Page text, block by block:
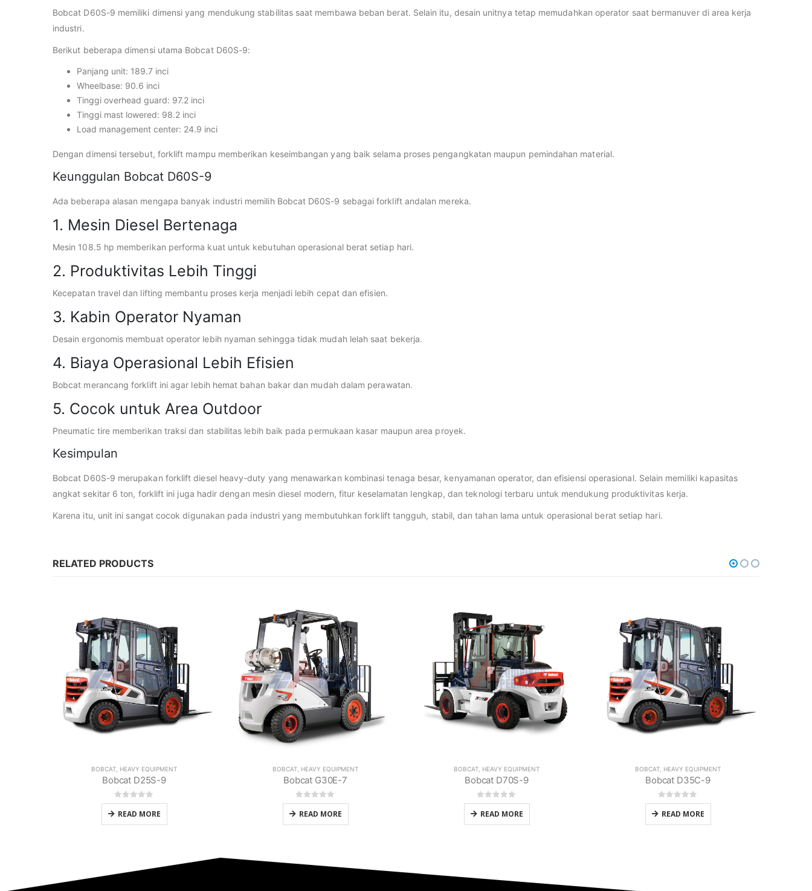
Bobcat D60S-9 memiliki dimensi yang mendukung stabilitas saat membawa beban berat. Selain itu, desain unitnya tetap memudahkan operator saat bermanuver di area kerja
industri.
Berikut beberapa dimensi utama Bobcat D60S-9:
Panjang unit: 189.7 inci
Wheelbase: 90.6 inci
Tinggi overhead guard: 97.2 inci
Tinggi mast lowered: 98.2 inci
Load management center: 24.9 inci
Dengan dimensi tersebut, forklift mampu memberikan keseimbangan yang baik selama proses pengangkatan maupun pemindahan material.
Keunggulan Bobcat D60S-9
Ada beberapa alasan mengapa banyak industri memilih Bobcat D60S-9 sebagai forklift andalan mereka.
1. Mesin Diesel Bertenaga
Mesin 108.5 hp memberikan performa kuat untuk kebutuhan operasional berat setiap hari.
2. Produktivitas Lebih Tinggi
Kecepatan travel dan lifting membantu proses kerja menjadi lebih cepat dan efisien.
3. Kabin Operator Nyaman
Desain ergonomis membuat operator lebih nyaman sehingga tidak mudah lelah saat bekerja.
4. Biaya Operasional Lebih Efisien
Bobcat merancang forklift ini agar lebih hemat bahan bakar dan mudah dalam perawatan.
5. Cocok untuk Area Outdoor
Pneumatic tire memberikan traksi dan stabilitas lebih baik pada permukaan kasar maupun area proyek.
Kesimpulan
Bobcat D60S-9 merupakan forklift diesel heavy-duty yang menawarkan kombinasi tenaga besar, kenyamanan operator, dan efisiensi operasional. Selain memiliki kapasitas
angkat sekitar 6 ton, forklift ini juga hadir dengan mesin diesel modern, fitur keselamatan lengkap, dan teknologi terbaru untuk mendukung produktivitas kerja.
Karena itu, unit ini sangat cocok digunakan pada industri yang membutuhkan forklift tangguh, stabil, dan tahan lama untuk operasional berat setiap hari.
RELATED PRODUCTS
BOBCAT HEAVY EQUIPMENT
Bobcat G30E-7
0out of 5
READ MORE
BOBCAT HEAVY EQUIPMENT
Bobcat D70S-9
0out of 5
READ MORE
BOBCAT HEAVY EQUIPMENT
Bobcat D35C-9
0out of 5
READ MORE
BOBCAT HEAVY EQUIPMENT
Bobcat G35EC-7
0out of 5
READ MORE